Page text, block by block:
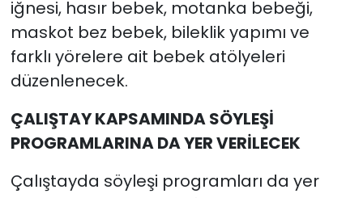
iğnesi, hasır bebek, motanka bebeği,
maskot bez bebek, bileklik yapımı ve
farklı yörelere ait bebek atölyeleri
düzenlenecek.
ÇALIŞTAY KAPSAMINDA SÖYLEŞİ
PROGRAMLARINA DA YER VERİLECEK
Çalıştayda söyleşi programları da yer